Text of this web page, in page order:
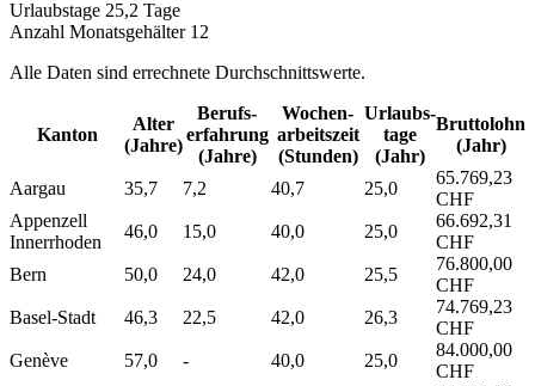
Urlaubstage 25,2 Tage
Anzahl Monatsgehälter 12
Alle Daten sind errechnete Durchschnittswerte.
Kanton
Alter
(Jahre)
Berufs­
erfahrung
(Jahre)
Wochen­
arbeitszeit
(Stunden)
Urlaubs­
tage
(Jahr)
Bruttolohn
(Jahr)
Aargau 35,7 7,2 40,7 25,0
65.769,23
CHF
Appenzell
Innerrhoden
46,0 15,0 40,0 25,0
66.692,31
CHF
Bern
50,0 24,0 42,0 25,5
76.800,00
CHF
Basel-Stadt
46,3 22,5 42,0 26,3
74.769,23
CHF
Genève
57,0 - 40,0 25,0
84.000,00
CHF